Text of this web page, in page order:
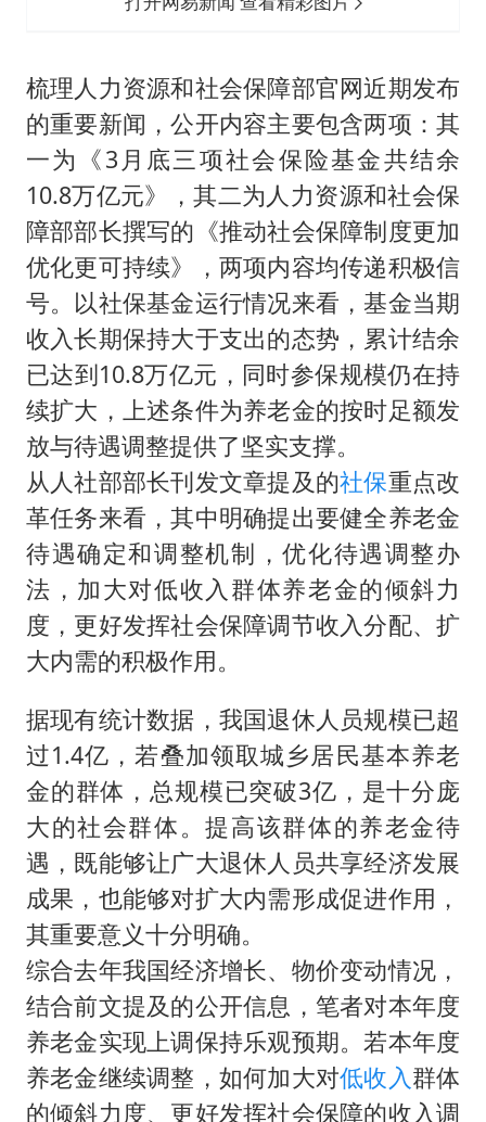
梳理人力资源和社会保障部官网近期发布
的重要新闻，公开内容主要包含两项：其
一为《3月底三项社会保险基金共结余
10.8万亿元》，其二为人力资源和社会保
障部部长撰写的《推动社会保障制度更加
优化更可持续》，两项内容均传递积极信
号。以社保基金运行情况来看，基金当期
收入长期保持大于支出的态势，累计结余
已达到10.8万亿元，同时参保规模仍在持
续扩大，上述条件为养老金的按时足额发
放与待遇调整提供了坚实支撑。
从人社部部长刊发文章提及的社保重点改
革任务来看，其中明确提出要健全养老金
待遇确定和调整机制，优化待遇调整办
法，加大对低收入群体养老金的倾斜力
度，更好发挥社会保障调节收入分配、扩
大内需的积极作用。
据现有统计数据，我国退休人员规模已超
过1.4亿，若叠加领取城乡居民基本养老
金的群体，总规模已突破3亿，是十分庞
大的社会群体。提高该群体的养老金待
遇，既能够让广大退休人员共享经济发展
成果，也能够对扩大内需形成促进作用，
其重要意义十分明确。
综合去年我国经济增长、物价变动情况，
结合前文提及的公开信息，笔者对本年度
养老金实现上调保持乐观预期。若本年度
养老金继续调整，如何加大对低收入群体
的倾斜力度、更好发挥社会保障的收入调